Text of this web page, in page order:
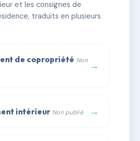
🏠 25 lots 🏗 1 bâtiment(s)
Digital 💬 WhatsApp
et les consignes de
traduits en plusieurs
de copropriété Non →
intérieur Non publié →